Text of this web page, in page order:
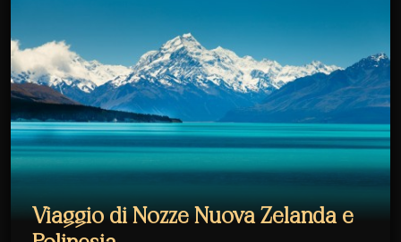
Viaggio di Nozze Nuova Zelanda e